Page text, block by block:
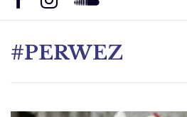
#PERWEZ